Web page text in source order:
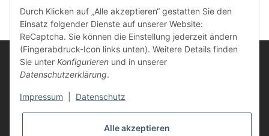
Kunden Service
Durch Klicken auf „Alle akzeptieren“ gestatten Sie den
Einsatz folgender Dienste auf unserer Website:
ReCaptcha. Sie können die Einstellung jederzeit ändern
(Fingerabdruck-Icon links unten). Weitere Details finden
Sie unter Konfigurieren und in unserer
Datenschutzerklärung.
Impressum Datenschutz
Alle akzeptieren